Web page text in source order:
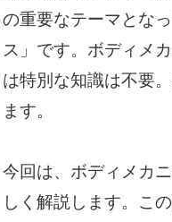
の重要なテーマとな
ス」です。ボディメ
は特別な知識は不要
ます。
今回は、ボディメカ
しく解説します。こ